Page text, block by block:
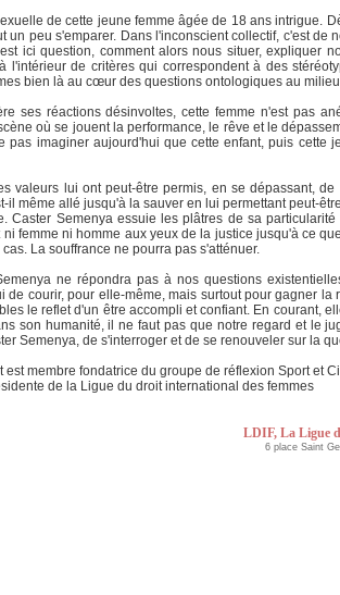
de cette jeune femme âgée de 18 ans intrigue.
un peu s'emparer. Dans l'inconscient collectif, c'est
ici question, comment alors nous situer, expliquer
l'intérieur de critères qui correspondent à des
bien là au cœur des questions ontologiques au
ses réactions désinvoltes, cette femme n'est pas
où se jouent la performance, le rêve et le
pas imaginer aujourd'hui que cette enfant, puis
valeurs lui ont peut-être permis, en se dépassant,
il même allé jusqu'à la sauver en lui permettant peut-
Caster Semenya essuie les plâtres de sa
ni femme ni homme aux yeux de la justice jusqu'à ce
La souffrance ne pourra pas s'atténuer.
ne répondra pas à nos questions
de courir, pour elle-même, mais surtout pour gagner
le reflet d'un être accompli et confiant. En courant,
son humanité, il ne faut pas que notre regard et le
Semenya, de s'interroger et de se renouveler sur la
est membre fondatrice du groupe de réflexion Sport et
de la Ligue du droit international des femmes
LDIF, La Ligue
6 place Saint